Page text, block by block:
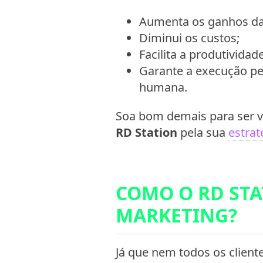
Aumenta os ganhos
Diminui os custos;
Facilita a
Garante a execução
humana.
Soa bom demais para ser
RD Station pela sua
COMO O RD
MARKETING?
Já que nem todos os